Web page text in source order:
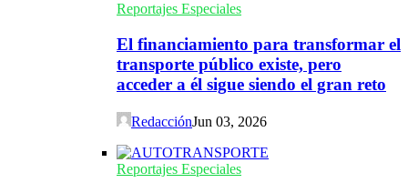
Reportajes Especiales
El financiamiento para transformar el
transporte público existe, pero
acceder a él sigue siendo el gran reto
RedacciónJun 03, 2026
Reportajes Especiales